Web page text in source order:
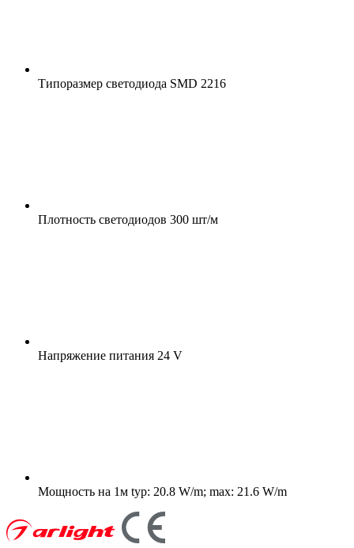
Типоразмер светодиода SMD 2216
Плотность светодиодов 300 шт/м
Напряжение питания 24 V
Мощность на 1м typ: 20.8 W/m; max: 21.6 W/m